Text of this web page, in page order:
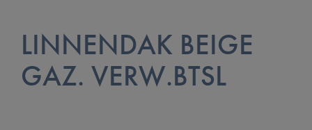
LINNENDAK BEIGE
GAZ. VERW.BTSL